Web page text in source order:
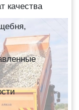
качества